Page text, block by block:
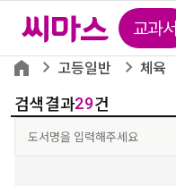
교과서
고등일반
체육
검색결과29건